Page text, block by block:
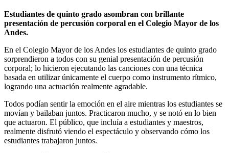
Estudiantes de quinto grado asombran con brillante
presentación de percusión corporal en el Colegio Mayor de los
Andes.
En el Colegio Mayor de los Andes los estudiantes de quinto grado
sorprendieron a todos con su genial presentación de percusión
corporal; lo hicieron ejecutando las canciones con una técnica
basada en utilizar únicamente el cuerpo como instrumento rítmico,
logrando una actuación realmente agradable.
Todos podían sentir la emoción en el aire mientras los estudiantes se
movían y bailaban juntos. Practicaron mucho, y se notó en lo bien
que actuaron. El público, que incluía a estudiantes y maestros,
realmente disfrutó viendo el espectáculo y observando cómo los
estudiantes trabajaron juntos.